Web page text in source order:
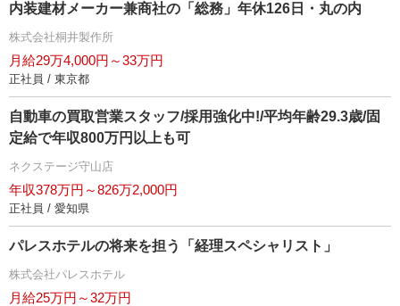
内装建材メーカー兼商社の「総務」年休126日・丸の内
株式会社桐井製作所
月給29万4,000円～33万円
正社員 / 東京都
自動車の買取営業スタッフ/採用強化中!/平均年齢29.3歳/固
定給で年収800万円以上も可
ネクステージ守山店
年収378万円～826万2,000円
正社員 / 愛知県
パレスホテルの将来を担う「経理スペシャリスト」
株式会社パレスホテル
月給25万円～32万円